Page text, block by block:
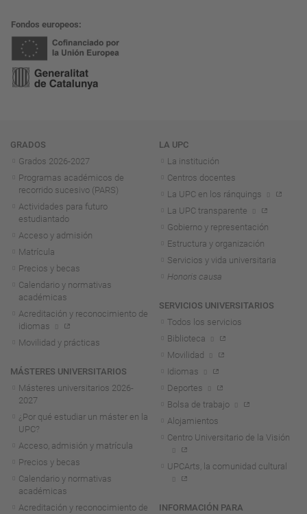
Fondos europeos
Navegación
GRADOS
Grados 2026-2027
Programas académicos de
recorrido sucesivo (PARS)
Actividades para futuro
estudiantado
Acceso y admisión
Matrícula
Precios y becas
Calendario y normativas
académicas
Acreditación y reconocimiento de
idiomas
Movilidad y prácticas
MÁSTERES UNIVERSITARIOS
Másteres universitarios 2026-
2027
¿Por qué estudiar un máster en la
UPC?
Acceso, admisión y matrícula
Precios y becas
Calendario y normativas
académicas
Acreditación y reconocimiento de
LA UPC
La institución
Centros docentes
La UPC en los ránquings
La UPC transparente
Gobierno y representación
Estructura y organización
Servicios y vida universitaria
Honoris causa
SERVICIOS UNIVERSITARIOS
Todos los servicios
Biblioteca
Movilidad
Idiomas
Deportes
Bolsa de trabajo
Alojamientos
Centro Universitario de la Visión
UPCArts, la comunidad cultural
INFORMACIÓN PARA